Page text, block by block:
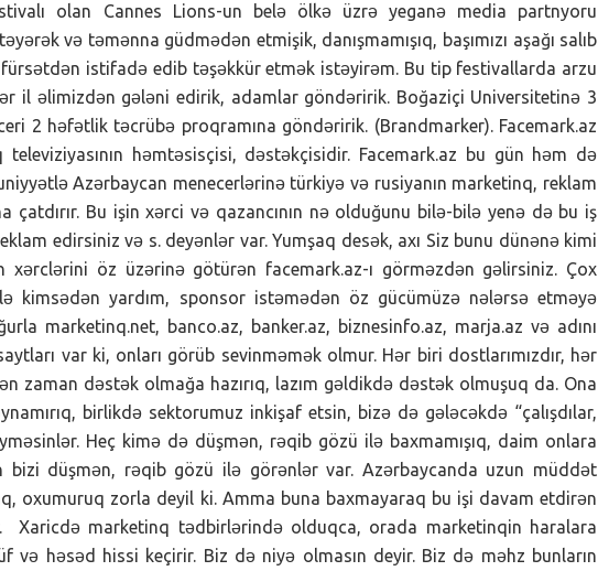
olan Cannes Lions-un belə ölkə üzrə yeganə media partnyoru
və təmənna güdmədən etmişik, danışmamışıq, başımızı aşağı salıb
istifadə edib təşəkkür etmək istəyirəm. Bu tip festivallarda arzu
il əlimizdən gələni edirik, adamlar göndəririk. Boğaziçi Universitetinə 3
2 həfətlik təcrübə proqramına göndəririk. (Brandmarker). Facemark.az
həmtəsisçisi, dəstəkçisidir. Facemark.az bu gün həm də
Azərbaycan menecerlərinə türkiyə və rusiyanın marketinq, reklam
çatdırır. Bu işin xərci və qazancının nə olduğunu bilə-bilə yenə də bu iş
edirsiniz və s. deyənlər var. Yumşaq desək, axı Siz bunu dünənə kimi
öz üzərinə götürən facemark.az-ı görməzdən gəlirsiniz. Çox
kimsədən yardım, sponsor istəmədən öz gücümüzə nələrsə etməyə
marketinq.net, banco.az, banker.az, biznesinfo.az, marja.az və adını
var ki, onları görüb sevinməmək olmur. Hər biri dostlarımızdır, hər
zaman dəstək olmağa hazırıq, lazım gəldikdə dəstək olmuşuq da. Ona
birlikdə sektorumuz inkişaf etsin, bizə də gələcəkdə “çalışdılar,
Heç kimə də düşmən, rəqib gözü ilə baxmamışıq, daim onlara
bizi düşmən, rəqib gözü ilə görənlər var. Azərbaycanda uzun müddət
oxumuruq zorla deyil ki. Amma buna baxmayaraq bu işi davam etdirən
Xaricdə marketinq tədbirlərində olduqca, orada marketinqin haralara
və həsəd hissi keçirir. Biz də niyə olmasın deyir. Biz də məhz bunların